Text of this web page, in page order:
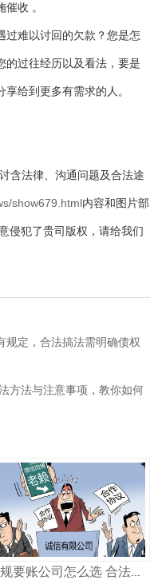
收 。
过难以讨回的欠款？您是怎
的过往经历以及看法，要是
给到更多有需求的人。
含法律、沟通问题及合法途
show679.html内容和图片部
侵犯了贵司版权，请给我们
规定，合法搞法需明确债权
方法与注意事项，教你如何
正规要账公司怎么选 合法追债记住这几点